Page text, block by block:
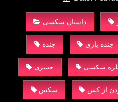
داستان سکسی
جنده جنده بازی
حشری سکسی
سکس از کس